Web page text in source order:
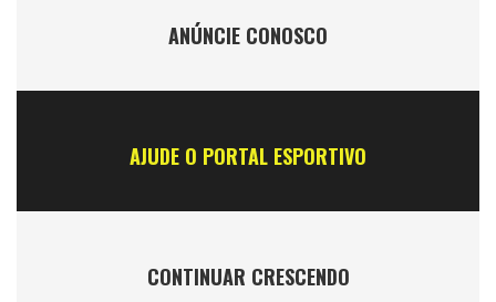
ANÚNCIE CONOSCO
AJUDE O PORTAL ESPORTIVO
CONTINUAR CRESCENDO